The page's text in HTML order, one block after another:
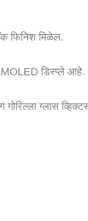
फिनिश मिळेल.
डिस्प्ले आहे.
ग्लास